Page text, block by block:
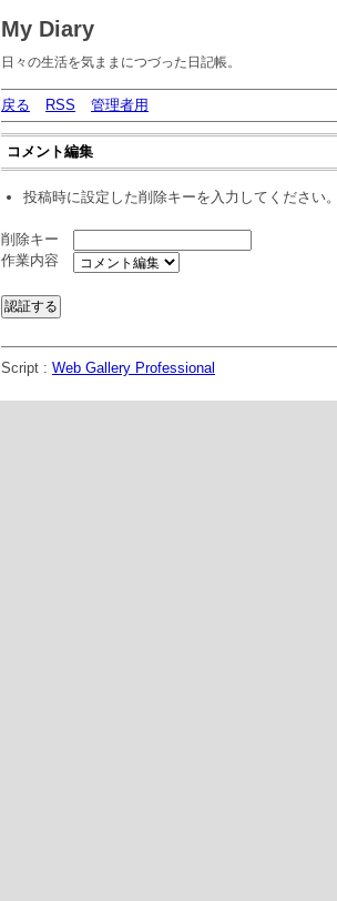
My Diary
日々の生活を気ままにつづった日記帳。
戻る RSS 管理者用
コメント編集
投稿時に設定した削除キーを入力してください
削除キー
作業内容
Script : Web Gallery Professional